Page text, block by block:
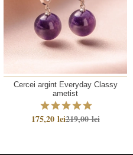
Cercei argint Everyday Classy
ametist
175,20 lei219,00 lei